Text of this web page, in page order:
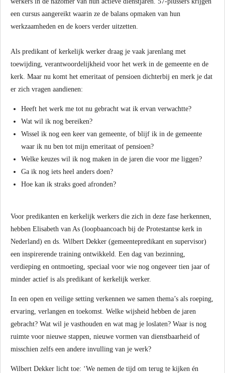
een cursus aangereikt waarin ze de balans opmaken van hun
werkzaamheden en de koers verder uitzetten.
Als predikant of kerkelijk werker draag je vaak jarenlang met
toewijding, verantwoordelijkheid voor het werk in de gemeente en de
kerk. Maar nu komt het emeritaat of pensioen dichterbij en merk je dat
er zich vragen aandienen:
Heeft het werk me tot nu gebracht wat ik ervan verwachtte?
Wat wil ik nog bereiken?
Wissel ik nog een keer van gemeente, of blijf ik in de gemeente
waar ik nu ben tot mijn emeritaat of pensioen?
Welke keuzes wil ik nog maken in de jaren die voor me liggen?
Ga ik nog iets heel anders doen?
Hoe kan ik straks goed afronden?
Voor predikanten en kerkelijk werkers die zich in deze fase herkennen,
hebben Elisabeth van As (loopbaancoach bij de Protestantse kerk in
Nederland) en ds. Wilbert Dekker (gemeentepredikant en supervisor)
een inspirerende training ontwikkeld. Een dag van bezinning,
verdieping en ontmoeting, speciaal voor wie nog ongeveer tien jaar of
minder actief is als predikant of kerkelijk werker.
In een open en veilige setting verkennen we samen thema’s als roeping,
ervaring, verlangen en toekomst. Welke wijsheid hebben de jaren
gebracht? Wat wil je vasthouden en wat mag je loslaten? Waar is nog
ruimte voor nieuwe stappen, nieuwe vormen van dienstbaarheid of
misschien zelfs een andere invulling van je werk?
Wilbert Dekker licht toe: ‘We nemen de tijd om terug te kijken én